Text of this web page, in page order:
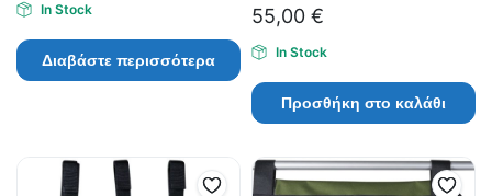
In Stock
Διαβάστε περισσότερα
55,00 €
In Stock
Προσθήκη στο καλάθι